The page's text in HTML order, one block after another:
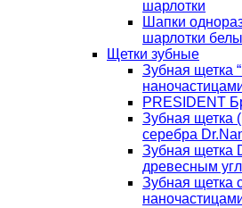
шарлотки
Шапки
шарлотки
Щетки зубные
Зубная щетка
PRESIDENT
Зубная щетка
серебра
Зубная щетка
древесным
Зубная щетка